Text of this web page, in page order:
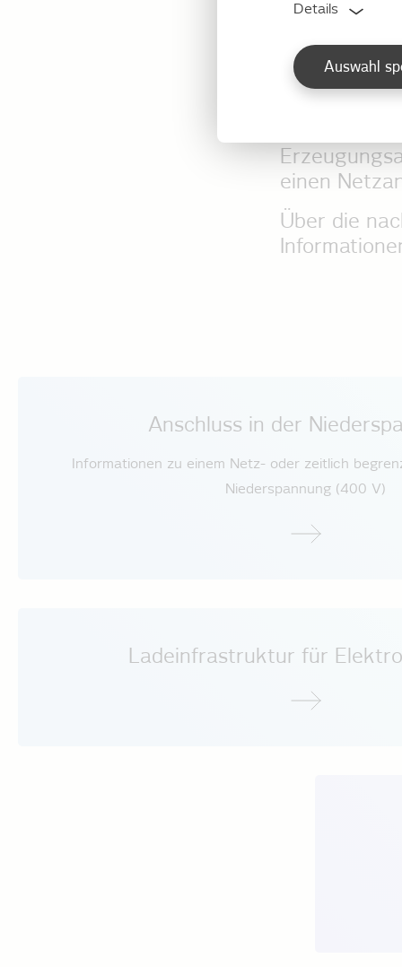
Für die
Gewerbe-
E-Mobilität
einen
Über die
Anschluss in der
Informationen zu einem Netz- oder zeitlich
Niederspannung­ (400 V)
Ladeinfrastruktur für
Details
Auswahl